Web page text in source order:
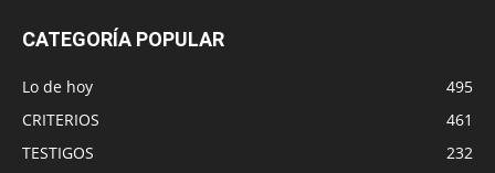
CATEGORÍA POPULAR
Lo de hoy
495
CRITERIOS
461
TESTIGOS
232